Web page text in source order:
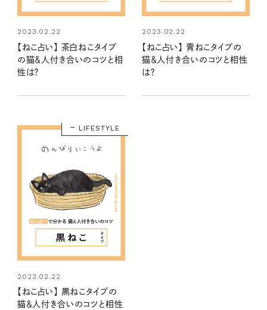
2023.02.22
【ねこ占い】 茶白ねこタイプ
の猫＆人付き合いのコツと相
性は？
2023.02.22
【ねこ占い】 青ねこタイプの
猫＆人付き合いのコツと相性
は？
LIFESTYLE
2023.02.22
【ねこ占い】 黒ねこタイプの
猫＆人付き合いのコツと相性